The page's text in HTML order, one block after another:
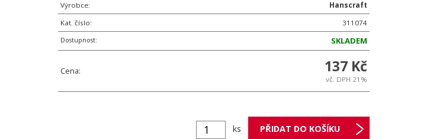
Výrobce:
Hanscraft
Kat. číslo:
311074
Dostupnost:
SKLADEM
Cena: 137 Kč
vč. DPH 21%
ks